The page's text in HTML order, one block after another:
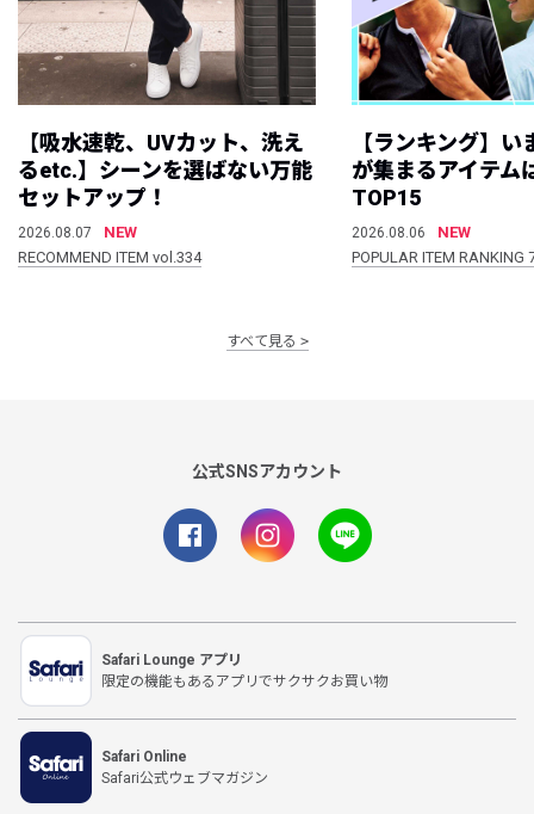
【吸水速乾、UVカット、洗え
るetc.】シーンを選ばない万能
セットアップ！
2026.08.07
NEW
RECOMMEND ITEM vol.334
【ランキング】
が集まるアイテム
TOP15
2026.08.06
NEW
POPULAR ITEM
すべて見る
公式SNSアカウント
Safari Lounge アプリ
限定の機能もあるアプリでサクサクお買い物
Safari Online
Safari公式ウェブマガジン